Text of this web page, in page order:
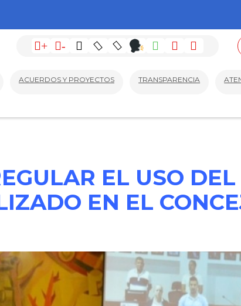
+ -
ACUERDOS Y PROYECTOS TRANSPARENCIA
EL USO
EN EL